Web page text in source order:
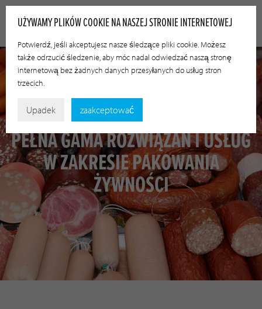
PEŁNA GAMA ROZWIĄZAŃ I USŁUG
W ZAKRESIE PAKOWANIA
ŻYWNOŚCI
UŻYWAMY PLIKÓW COOKIE NA NASZEJ STRONIE INTERNETOWEJ
Potwierdź, jeśli akceptujesz nasze śledzące pliki cookie. Możesz
także odrzucić śledzenie, aby móc nadal odwiedzać naszą stronę
internetową bez żadnych danych przesyłanych do usług stron
trzecich.
Upadek zaakceptować